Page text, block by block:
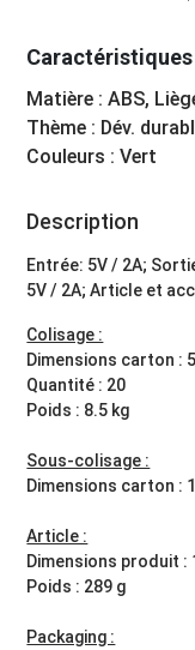
Caractéristiques
Matière : ABS,
Thème : Dév.
Couleurs : Vert
Description
Entrée: 5V / 2A;
5V / 2A; Article et
Colisage :
Dimensions carton :
Quantité : 20
Poids : 8.5 kg
Sous-colisage :
Dimensions carton :
Article :
Dimensions produit :
Poids : 289 g
Packaging :